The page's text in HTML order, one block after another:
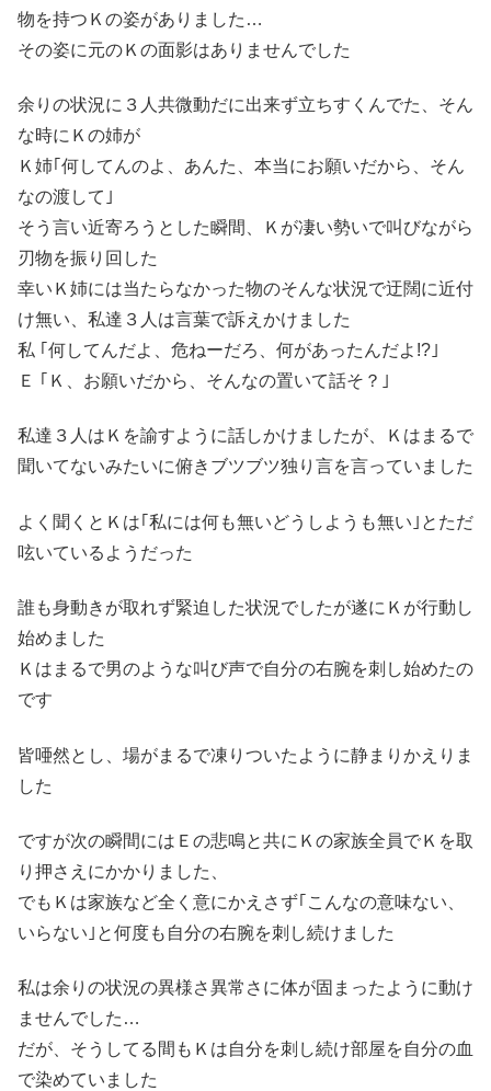
物を持つＫの姿がありました…
その姿に元のＫの面影はありませんでした
余りの状況に３人共微動だに出来ず立ちすくんでた、そん
な時にＫの姉が
Ｋ姉｢何してんのよ、あんた、本当にお願いだから、そん
なの渡して｣
そう言い近寄ろうとした瞬間、Ｋが凄い勢いで叫びながら
刃物を振り回した
幸いＫ姉には当たらなかった物のそんな状況で迂闊に近付
け無い、私達３人は言葉で訴えかけました
私 ｢何してんだよ、危ねーだろ、何があったんだよ!?｣
Ｅ ｢Ｋ、お願いだから、そんなの置いて話そ？｣
私達３人はＫを諭すように話しかけましたが、Ｋはまるで
聞いてないみたいに俯きブツブツ独り言を言っていました
よく聞くとＫは｢私には何も無いどうしようも無い｣とただ
呟いているようだった
誰も身動きが取れず緊迫した状況でしたが遂にＫが行動し
始めました
Ｋはまるで男のような叫び声で自分の右腕を刺し始めたの
です
皆唖然とし、場がまるで凍りついたように静まりかえりま
した
ですが次の瞬間にはＥの悲鳴と共にＫの家族全員でＫを取
り押さえにかかりました、
でもＫは家族など全く意にかえさず｢こんなの意味ない、
いらない｣と何度も自分の右腕を刺し続けました
私は余りの状況の異様さ異常さに体が固まったように動け
ませんでした…
だが、そうしてる間もＫは自分を刺し続け部屋を自分の血
で染めていました